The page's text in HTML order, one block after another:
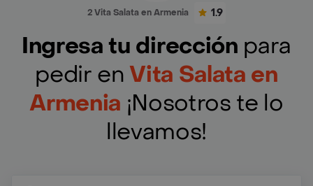
2 Vita Salata en Armenia 1.9
Ingresa tu dirección para
pedir enVita Salata en
Armenia ¡Nosotros te lo
llevamos!